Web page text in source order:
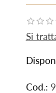
Si
Cod.: